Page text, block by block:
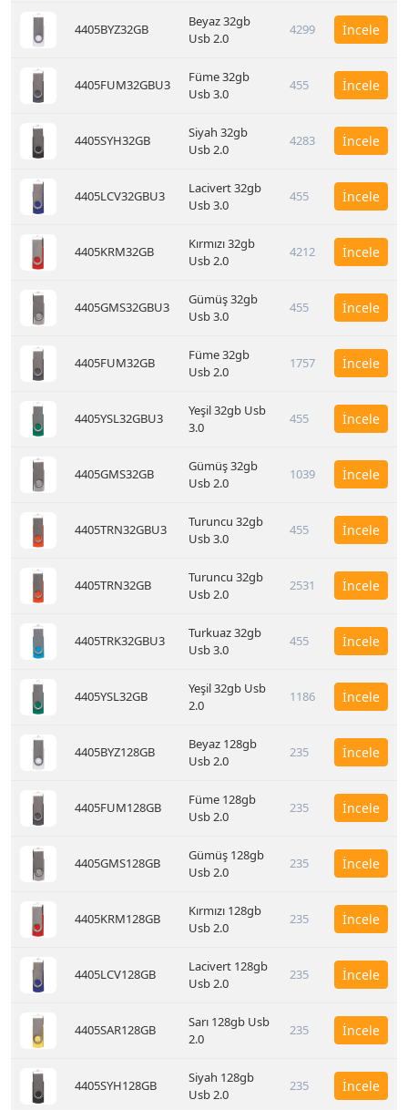
4405BYZ32GB
Beyaz 32gb
Usb 2.0
4299 İncele
4405FUM32GBU3
Füme 32gb
Usb 3.0
455 İncele
4405SYH32GB
Siyah 32gb
Usb 2.0
4283 İncele
4405LCV32GBU3
Lacivert 32gb
Usb 3.0
455 İncele
4405KRM32GB
Kırmızı 32gb
Usb 2.0
4212 İncele
4405GMS32GBU3
Gümüş 32gb
Usb 3.0
455 İncele
4405FUM32GB
Füme 32gb
Usb 2.0
1757 İncele
4405YSL32GBU3
Yeşil 32gb Usb
3.0
455 İncele
4405GMS32GB
Gümüş 32gb
Usb 2.0
1039 İncele
4405TRN32GBU3
Turuncu 32gb
Usb 3.0
455 İncele
4405TRN32GB
Turuncu 32gb
Usb 2.0
2531 İncele
4405TRK32GBU3
Turkuaz 32gb
Usb 3.0
455 İncele
4405YSL32GB
Yeşil 32gb Usb
2.0
1186 İncele
4405BYZ128GB
Beyaz 128gb
Usb 2.0
235 İncele
4405FUM128GB
Füme 128gb
Usb 2.0
235 İncele
4405GMS128GB
Gümüş 128gb
Usb 2.0
235 İncele
4405KRM128GB
Kırmızı 128gb
Usb 2.0
235 İncele
4405LCV128GB
Lacivert 128gb
Usb 2.0
235 İncele
4405SAR128GB
Sarı 128gb Usb
2.0
235 İncele
4405SYH128GB
Siyah 128gb
Usb 2.0
235 İncele